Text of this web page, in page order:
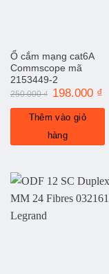
Ổ cắm mạng cat6A
Commscope mã
2153449-2
250.000₫ Giá
là:
250.000 ₫.
198.000 ₫
tại
Thêm vào giỏ
hàng